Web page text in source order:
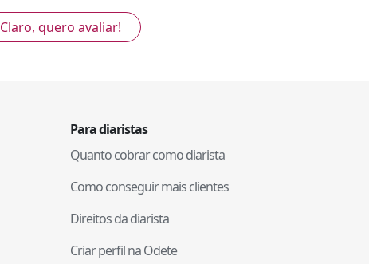
Claro, quero avaliar!
Para diaristas
Quanto cobrar como diarista
Como conseguir mais clientes
Direitos da diarista
Criar perfil na Odete